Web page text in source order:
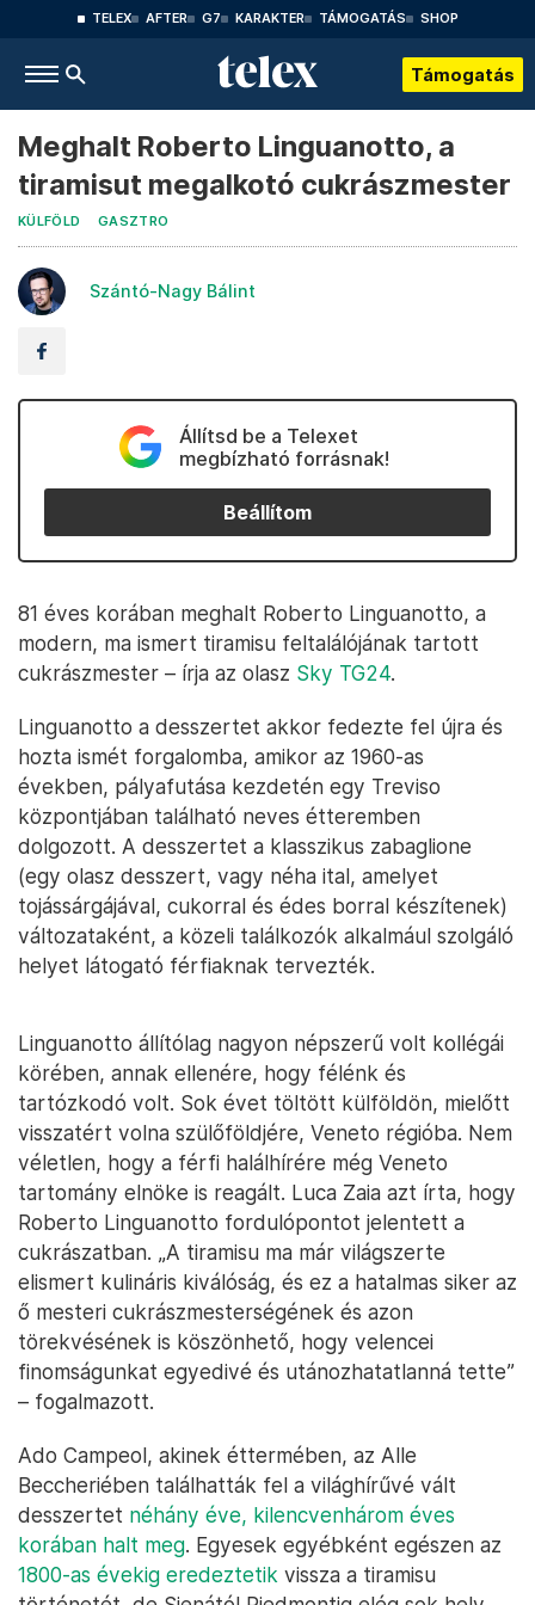
TELEX AFTER G7 KARAKTER TÁMOGATÁS SHOP
Támogatás
Meghalt Roberto Linguanotto, a
tiramisut megalkotó cukrászmester
KÜLFÖLD GASZTRO
Szántó-Nagy Bálint
Állítsd be a Telexet
megbízható forrásnak!
Beállítom
81 éves korában meghalt Roberto Linguanotto, a
modern, ma ismert tiramisu feltalálójának tartott
cukrászmester – írja az olasz Sky TG24.
Linguanotto a desszertet akkor fedezte fel újra és
hozta ismét forgalomba, amikor az 1960-as
években, pályafutása kezdetén egy Treviso
központjában található neves étteremben
dolgozott. A desszertet a klasszikus zabaglione
(egy olasz desszert, vagy néha ital, amelyet
tojássárgájával, cukorral és édes borral készítenek)
változataként, a közeli találkozók alkalmául szolgáló
helyet látogató férfiaknak tervezték.
Linguanotto állítólag nagyon népszerű volt kollégái
körében, annak ellenére, hogy félénk és
tartózkodó volt. Sok évet töltött külföldön, mielőtt
visszatért volna szülőföldjére, Veneto régióba. Nem
véletlen, hogy a férfi halálhírére még Veneto
tartomány elnöke is reagált. Luca Zaia azt írta, hogy
Roberto Linguanotto fordulópontot jelentett a
cukrászatban. „A tiramisu ma már világszerte
elismert kulináris kiválóság, és ez a hatalmas siker az
ő mesteri cukrászmesterségének és azon
törekvésének is köszönhető, hogy velencei
finomságunkat egyedivé és utánozhatatlanná tette”
– fogalmazott.
Ado Campeol, akinek éttermében, az Alle
Beccheriében találhatták fel a világhírűvé vált
desszertet néhány éve, kilencvenhárom éves
korában halt meg. Egyesek egyébként egészen az
1800-as évekig eredeztetik vissza a tiramisu